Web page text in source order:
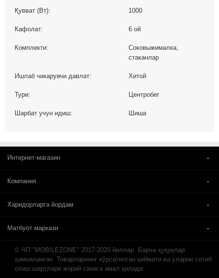
Қувват (Вт): 1000
Кафолат: 6 ой
Комплекти:
Соковыжималка,
стаканлар
Ишлаб чикарувчи давлат: Хитой
Тури: Центробег
Шарбат учун идиш: Шиша
Интернет-магазин
Компания
Харидорларга йордам
Матбуот маркази
© ЧП "MOBILEZONE" 2017-2020 йиллар. Барча ҳуқуқлар
ҳимояланган. Товарларнинг кўрсатилган қиймати ва уларни сотиб
олиш шартлари жорий санага амал қилади.